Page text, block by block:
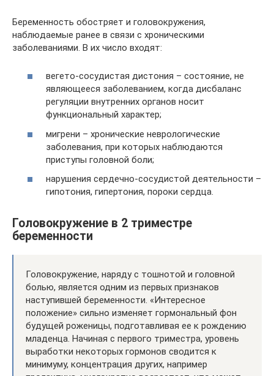
Беременность обостряет и головокружения,
наблюдаемые ранее в связи с хроническими
заболеваниями. В их число входят:
вегето-сосудистая дистония – состояние, не
являющееся заболеванием, когда дисбаланс
регуляции внутренних органов носит
функциональный характер;
мигрени – хронические неврологические
заболевания, при которых наблюдаются
приступы головной боли;
нарушения сердечно-сосудистой деятельности –
гипотония, гипертония, пороки сердца.
Головокружение в 2 триместре
беременности
Головокружение, наряду с тошнотой и головной
болью, является одним из первых признаков
наступившей беременности. «Интересное
положение» сильно изменяет гормональный фон
будущей роженицы, подготавливая ее к рождению
младенца. Начиная с первого триместра, уровень
выработки некоторых гормонов сводится к
минимуму, концентрация других, например